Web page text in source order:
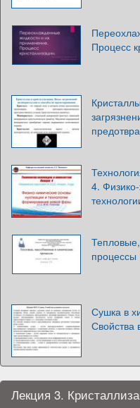
Процесс
4.
процессы
Сушка в
Свойства
Лекция 3.